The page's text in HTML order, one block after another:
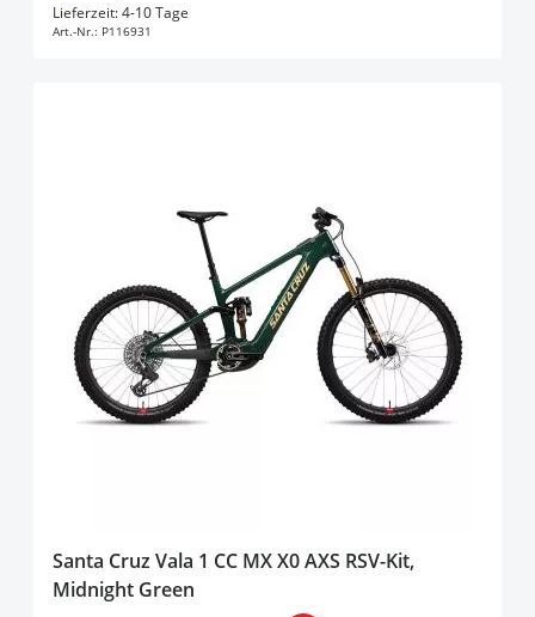
Lieferzeit: 4-10 Tage
Art.-Nr.: P116931
Santa Cruz Vala 1 CC MX X0 AXS RSV-Kit,
Midnight Green